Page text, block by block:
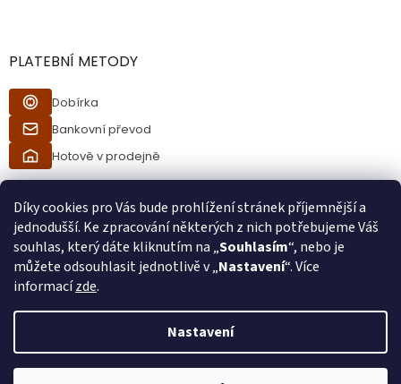
Díky cookies pro Vás bude prohlížení stránek příjemnější a
jednodušší. Ke zpracování některých z nich potřebujeme Váš
souhlas, který dáte kliknutím na „Souhlasím“, nebo je
můžete odsouhlasit jednotlivě v „Nastavení“. Více
informacízde.
Nastavení
Při procesu objednávání bude ověřeno, zda jste starší 18ti let pomocí
PLATEBNÍ METODY
Dobírka
Bankovní převod
Hotově v prodejně
Copyright 2026Ráj kuřáků. Všechna práva vyhrazena.